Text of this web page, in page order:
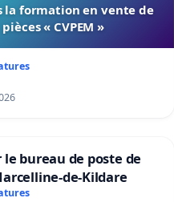
la formation en vente de
pièces « CVPEM »
le bureau de poste de
de-Kildare